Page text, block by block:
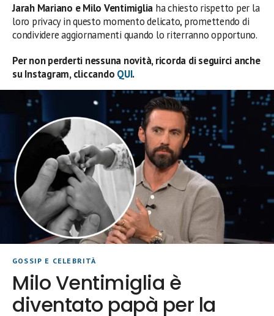
Jarah Mariano e Milo Ventimiglia ha chiesto rispetto per la
loro privacy in questo momento delicato, promettendo di
condividere aggiornamenti quando lo riterranno opportuno.
Per non perderti nessuna novità, ricorda di seguirci anche
su Instagram, cliccando QUI.
GOSSIP E CELEBRITÀ
Milo Ventimiglia è
diventato papà per la